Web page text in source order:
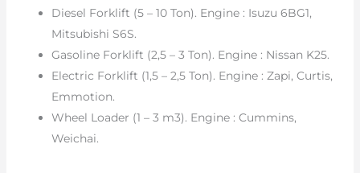
Diesel Forklift (5 – 10 Ton). Engine : Isuzu 6BG1,
Mitsubishi S6S.
Gasoline Forklift (2,5 – 3 Ton). Engine : Nissan K25.
Electric Forklift (1,5 – 2,5 Ton). Engine : Zapi, Curtis,
Emmotion.
Wheel Loader (1 – 3 m3). Engine : Cummins,
Weichai.